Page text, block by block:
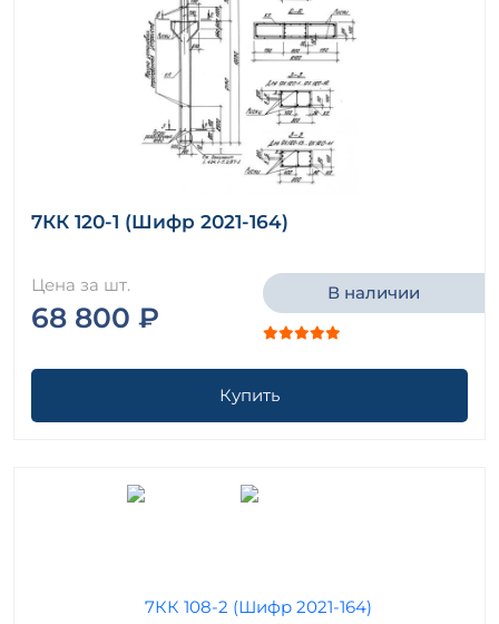
7КК 120-1 (Шифр 2021-164)
Цена за шт.
68 800 ₽
В наличии
Купить